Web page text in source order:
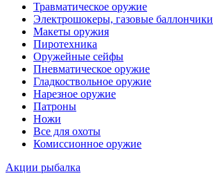
Травматическое оружие
Электрошокеры, газовые баллончики
Макеты оружия
Пиротехника
Оружейные сейфы
Пневматическое оружие
Гладкоствольное оружие
Нарезное оружие
Патроны
Ножи
Все для охоты
Комиссионное оружие
Акции рыбалка